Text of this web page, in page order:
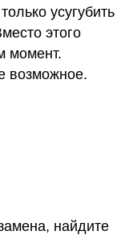
усугубить
этого
момент.
возможное.
найдите